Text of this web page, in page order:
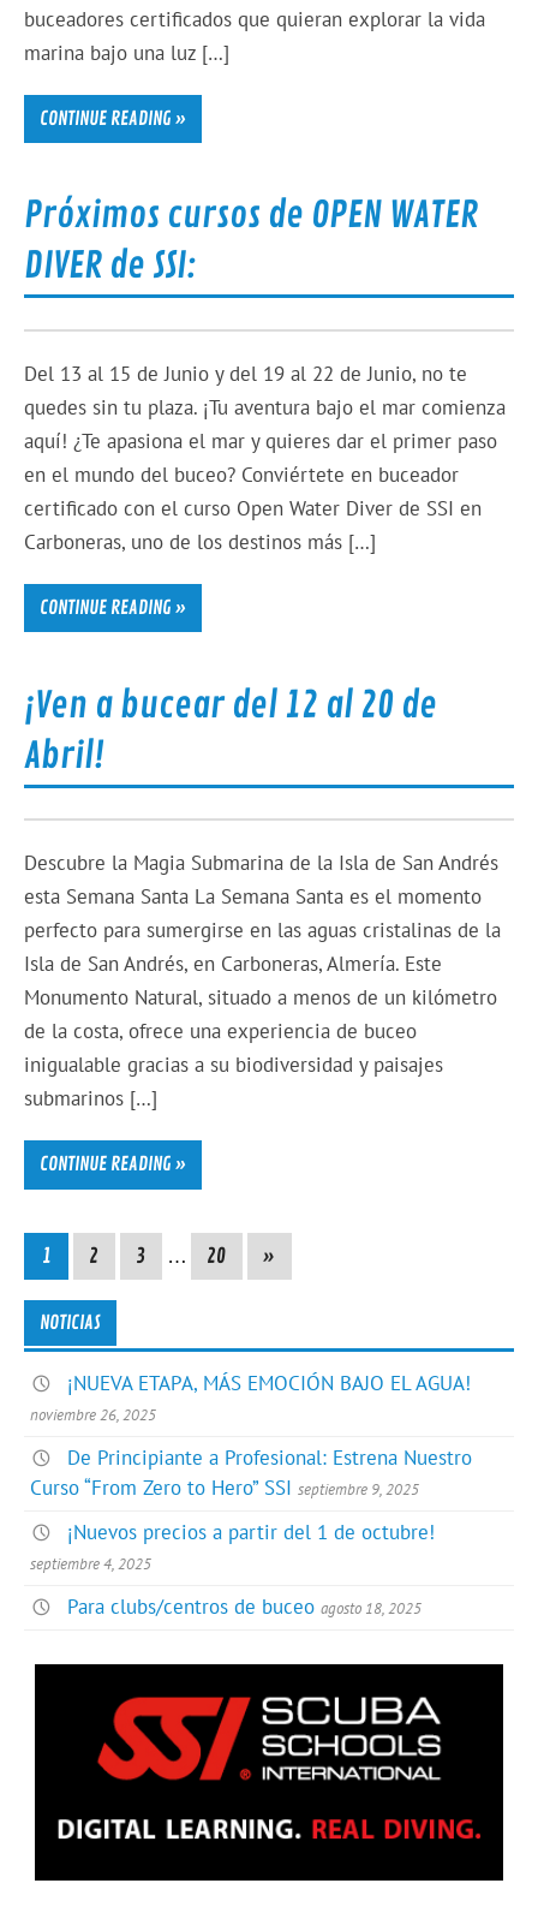
buceadores certificados que quieran explorar la vida
marina bajo una luz […]
CONTINUE READING »
Próximos cursos de OPEN WATER
DIVER de SSI:
Del 13 al 15 de Junio y del 19 al 22 de Junio, no te
quedes sin tu plaza. ¡Tu aventura bajo el mar comienza
aquí! ¿Te apasiona el mar y quieres dar el primer paso
en el mundo del buceo? Conviértete en buceador
certificado con el curso Open Water Diver de SSI en
Carboneras, uno de los destinos más […]
CONTINUE READING »
¡Ven a bucear del 12 al 20 de
Abril!
Descubre la Magia Submarina de la Isla de San Andrés
esta Semana Santa La Semana Santa es el momento
perfecto para sumergirse en las aguas cristalinas de la
Isla de San Andrés, en Carboneras, Almería. Este
Monumento Natural, situado a menos de un kilómetro
de la costa, ofrece una experiencia de buceo
inigualable gracias a su biodiversidad y paisajes
submarinos […]
CONTINUE READING »
1 2 3 … 20 »
NOTICIAS
¡NUEVA ETAPA, MÁS EMOCIÓN BAJO EL AGUA!
noviembre 26, 2025
De Principiante a Profesional: Estrena Nuestro
Curso “From Zero to Hero” SSI septiembre 9, 2025
¡Nuevos precios a partir del 1 de octubre!
septiembre 4, 2025
Para clubs/centros de buceo agosto 18, 2025